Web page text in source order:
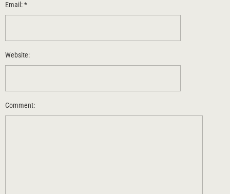
Email:*
Website:
Comment: